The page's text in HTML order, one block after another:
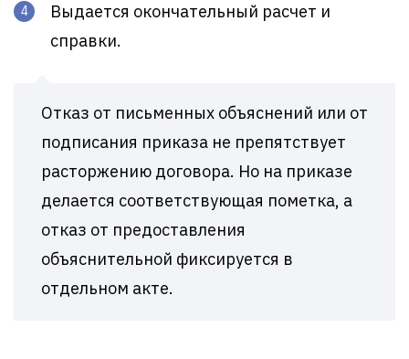
Выдается окончательный расчет и
справки.
Отказ от письменных объяснений или от
подписания приказа не препятствует
расторжению договора. Но на приказе
делается соответствующая пометка, а
отказ от предоставления
объяснительной фиксируется в
отдельном акте.